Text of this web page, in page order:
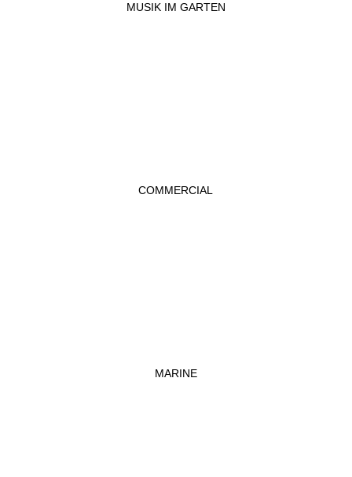
MUSIK IM GARTEN
COMMERCIAL
MARINE